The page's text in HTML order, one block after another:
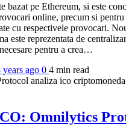
bazat pe Ethereum, si este
online, precum si pentru
cu respectivele provocari.
este reprezentata de
pentru a crea…
years ago 0 4 min read
Omnilytics